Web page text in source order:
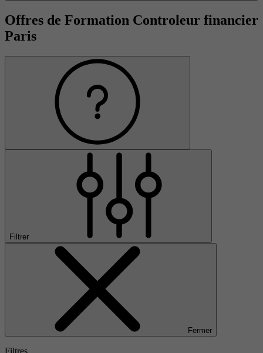
Offres de Formation Controleur financier
Paris
Filtrer
Fermer
Filtres